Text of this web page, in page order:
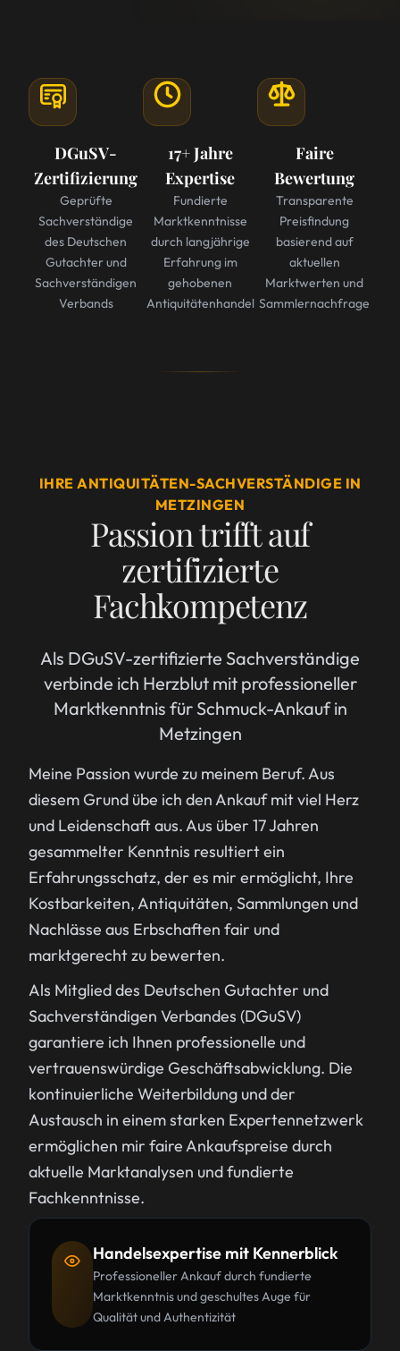
DGuSV-
Zertifizierung
Geprüfte
Sachverständige
des Deutschen
Gutachter und
Sachverständigen
Verbands
17+ Jahre
Expertise
Fundierte
Marktkenntnisse
durch langjährige
Erfahrung im
gehobenen
Antiquitätenhandel
Faire
Bewertung
Transparente
Preisfindung
basierend auf
aktuellen
Marktwerten und
Sammlernachfrage
IHRE ANTIQUITÄTEN-SACHVERSTÄNDIGE IN
METZINGEN
Passion trifft auf
zertifizierte
Fachkompetenz
Als DGuSV-zertifizierte Sachverständige
verbinde ich Herzblut mit professioneller
Marktkenntnis für Schmuck-Ankauf in
Metzingen
Meine Passion wurde zu meinem Beruf. Aus
diesem Grund übe ich den Ankauf mit viel Herz
und Leidenschaft aus. Aus über 17 Jahren
gesammelter Kenntnis resultiert ein
Erfahrungsschatz, der es mir ermöglicht, Ihre
Kostbarkeiten, Antiquitäten, Sammlungen und
Nachlässe aus Erbschaften fair und
marktgerecht zu bewerten.
Als Mitglied des Deutschen Gutachter und
Sachverständigen Verbandes (DGuSV)
garantiere ich Ihnen professionelle und
vertrauenswürdige Geschäftsabwicklung. Die
kontinuierliche Weiterbildung und der
Austausch in einem starken Expertennetzwerk
ermöglichen mir faire Ankaufspreise durch
aktuelle Marktanalysen und fundierte
Fachkenntnisse.
Handelsexpertise mit Kennerblick
Professioneller Ankauf durch fundierte
Marktkenntnis und geschultes Auge für
Qualität und Authentizität